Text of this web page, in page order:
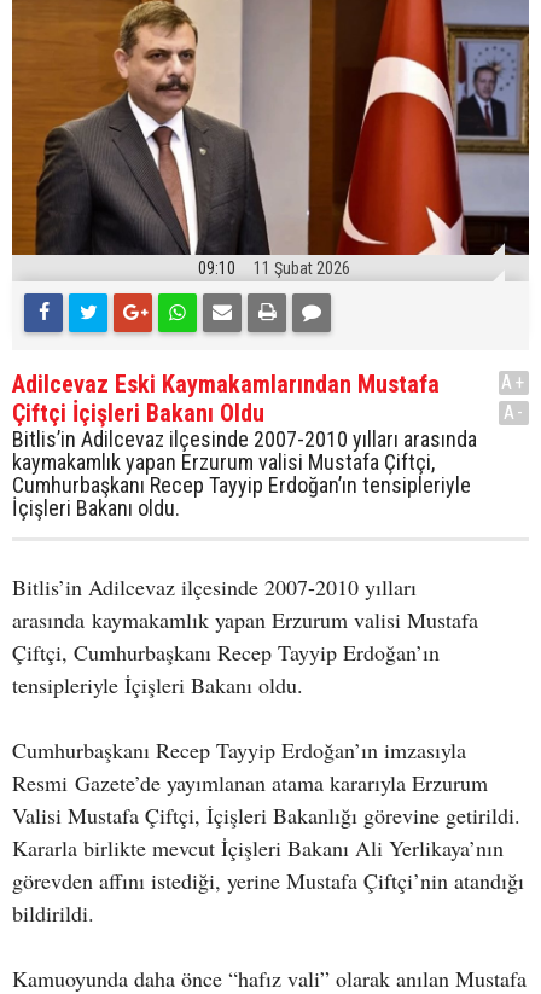
09:10 11 Şubat 2026
Adilcevaz Eski Kaymakamlarından Mustafa
Çiftçi İçişleri Bakanı Oldu
Bitlis’in Adilcevaz ilçesinde 2007-2010 yılları arasında
kaymakamlık yapan Erzurum valisi Mustafa Çiftçi,
Cumhurbaşkanı Recep Tayyip Erdoğan’ın tensipleriyle
İçişleri Bakanı oldu.
A+
A-
Bitlis’in Adilcevaz ilçesinde 2007-2010 yılları
arasında kaymakamlık yapan Erzurum valisi Mustafa
Çiftçi, Cumhurbaşkanı Recep Tayyip Erdoğan’ın
tensipleriyle İçişleri Bakanı oldu.
Cumhurbaşkanı Recep Tayyip Erdoğan’ın imzasıyla
Resmi Gazete’de yayımlanan atama kararıyla Erzurum
Valisi Mustafa Çiftçi, İçişleri Bakanlığı görevine getirildi.
Kararla birlikte mevcut İçişleri Bakanı Ali Yerlikaya’nın
görevden affını istediği, yerine Mustafa Çiftçi’nin atandığı
bildirildi.
Kamuoyunda daha önce “hafız vali” olarak anılan Mustafa